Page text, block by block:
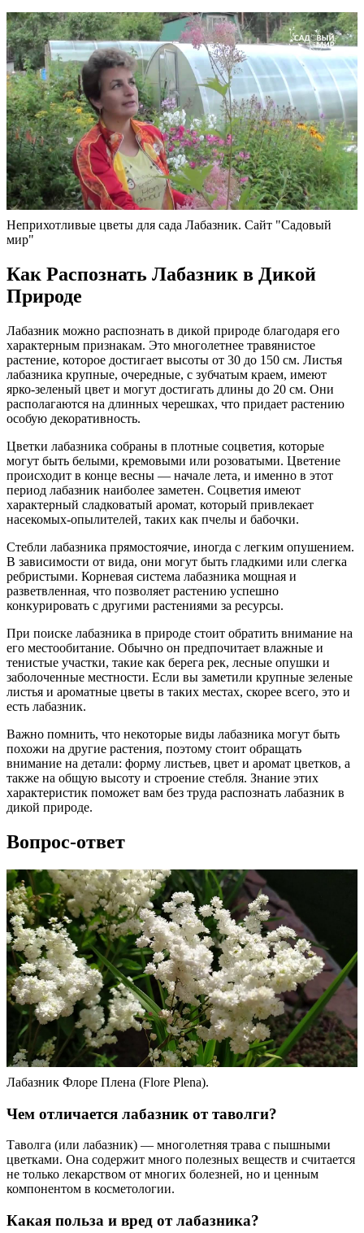
Неприхотливые цветы для сада Лабазник. Сайт "Садовый
мир"
Как Распознать Лабазник в Дикой
Природе
Лабазник можно распознать в дикой природе благодаря его
характерным признакам. Это многолетнее травянистое
растение, которое достигает высоты от 30 до 150 см. Листья
лабазника крупные, очередные, с зубчатым краем, имеют
ярко-зеленый цвет и могут достигать длины до 20 см. Они
располагаются на длинных черешках, что придает растению
особую декоративность.
Цветки лабазника собраны в плотные соцветия, которые
могут быть белыми, кремовыми или розоватыми. Цветение
происходит в конце весны — начале лета, и именно в этот
период лабазник наиболее заметен. Соцветия имеют
характерный сладковатый аромат, который привлекает
насекомых-опылителей, таких как пчелы и бабочки.
Стебли лабазника прямостоячие, иногда с легким опушением.
В зависимости от вида, они могут быть гладкими или слегка
ребристыми. Корневая система лабазника мощная и
разветвленная, что позволяет растению успешно
конкурировать с другими растениями за ресурсы.
При поиске лабазника в природе стоит обратить внимание на
его местообитание. Обычно он предпочитает влажные и
тенистые участки, такие как берега рек, лесные опушки и
заболоченные местности. Если вы заметили крупные зеленые
листья и ароматные цветы в таких местах, скорее всего, это и
есть лабазник.
Важно помнить, что некоторые виды лабазника могут быть
похожи на другие растения, поэтому стоит обращать
внимание на детали: форму листьев, цвет и аромат цветков, а
также на общую высоту и строение стебля. Знание этих
характеристик поможет вам без труда распознать лабазник в
дикой природе.
Вопрос-ответ
Лабазник Флоре Плена (Flore Plena).
Чем отличается лабазник от таволги?
Таволга (или лабазник) — многолетняя трава с пышными
цветками. Она содержит много полезных веществ и считается
не только лекарством от многих болезней, но и ценным
компонентом в косметологии.
Какая польза и вред от лабазника?